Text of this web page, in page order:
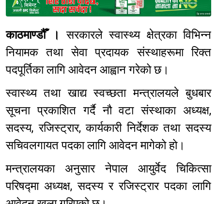
Sponsored
काठमाण्डौँ ।सरकारले स्वास्थ्य क्षेत्रका विभिन्न
नियामक तथा सेवा प्रदायक संस्थाहरूमा रिक्त
पदपूर्तिका लागि आवेदन आह्वान गरेको छ।
स्वास्थ्य तथा खाद्य स्वच्छता मन्त्रालयले बुधबार
सूचना प्रकाशित गर्दै नौ वटा संस्थाका अध्यक्ष,
सदस्य, रजिस्ट्रार, कार्यकारी निर्देशक तथा सदस्य
सचिवलगायत पदका लागि आवेदन मागेको हो।
मन्त्रालयका अनुसार नेपाल आयुर्वेद चिकित्सा
परिषद्मा अध्यक्ष, सदस्य र रजिस्ट्रार पदका लागि